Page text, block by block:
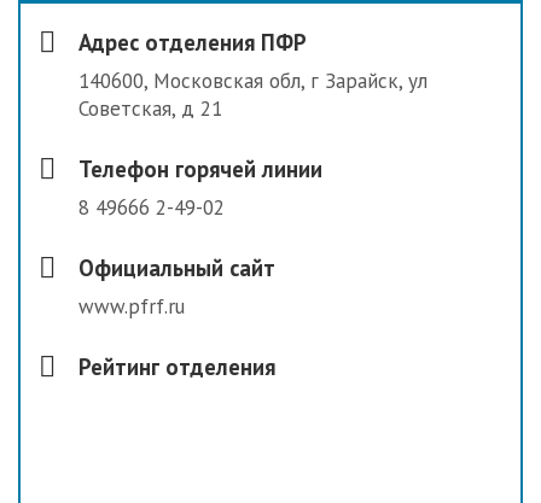
Адрес отделения ПФР
140600, Московская обл, г Зарайск, ул
Советская, д 21
Телефон горячей линии
8 49666 2-49-02
Официальный сайт
www.pfrf.ru
Рейтинг отделения